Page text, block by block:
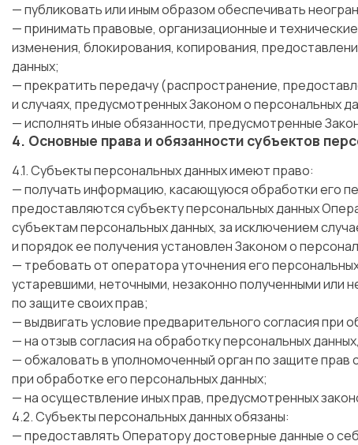
— публиковать или иным образом обеспечивать
— принимать правовые, организационные и
изменения, блокирования, копирования,
данных;
— прекратить передачу (распространение,
и случаях, предусмотренных Законом о персональных
— исполнять иные обязанности, предусмотренные
4. Основные права и обязанности субъектов
4.1. Субъекты персональных данных имеют право:
— получать информацию, касающуюся обработки его
предоставляются субъекту персональных данных
субъектам персональных данных, за исключением
и порядок ее получения установлен Законом о
— требовать от оператора уточнения его
устаревшими, неточными, незаконно полученными или
по защите своих прав;
— выдвигать условие предварительного согласия при
— на отзыв согласия на обработку персональных
— обжаловать в уполномоченный орган по защите
при обработке его персональных данных;
— на осуществление иных прав, предусмотренных
4.2. Субъекты персональных данных обязаны:
— предоставлять Оператору достоверные данные о